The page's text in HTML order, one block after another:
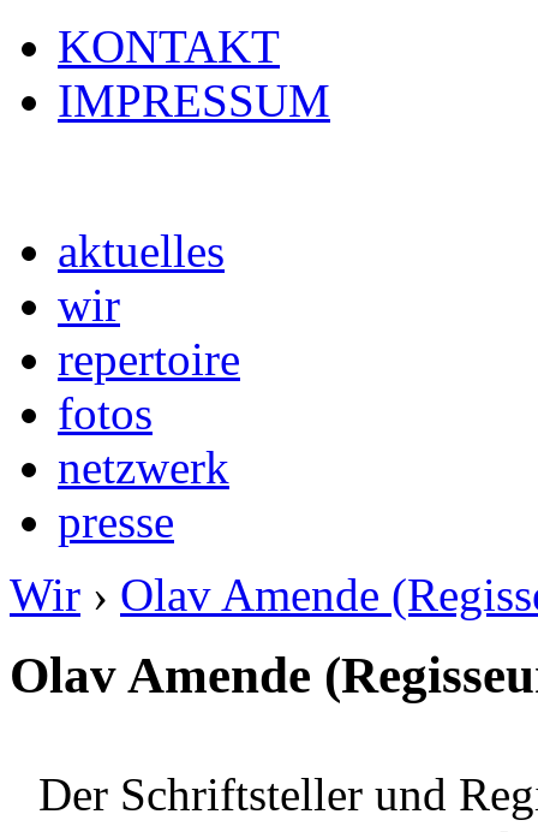
KONTAKT
IMPRESSUM
aktuelles
wir
repertoire
fotos
netzwerk
presse
Wir › Olav Amende
Olav Amende
Der Schriftsteller und